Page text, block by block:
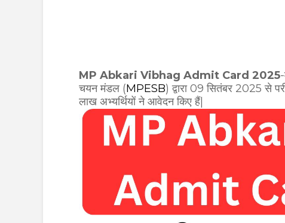
MP Abkari Vibhag Admit Card 2025
चयन मंडल (MPESB) द्वारा 09 सितंबर 2025 से
लाख अभ्यर्थियों ने आवेदन किए हैं|